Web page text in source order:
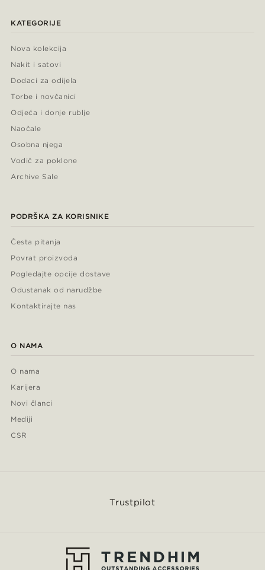
KATEGORIJE
Nova kolekcija
Nakit i satovi
Dodaci za odijela
Torbe i novčanici
Odjeća i donje rublje
Naočale
Osobna njega
Vodič za poklone
Archive Sale
PODRŠKA ZA KORISNIKE
Česta pitanja
Povrat proizvoda
Pogledajte opcije dostave
Odustanak od narudžbe
Kontaktirajte nas
O NAMA
O nama
Karijera
Novi članci
Mediji
CSR
Trustpilot